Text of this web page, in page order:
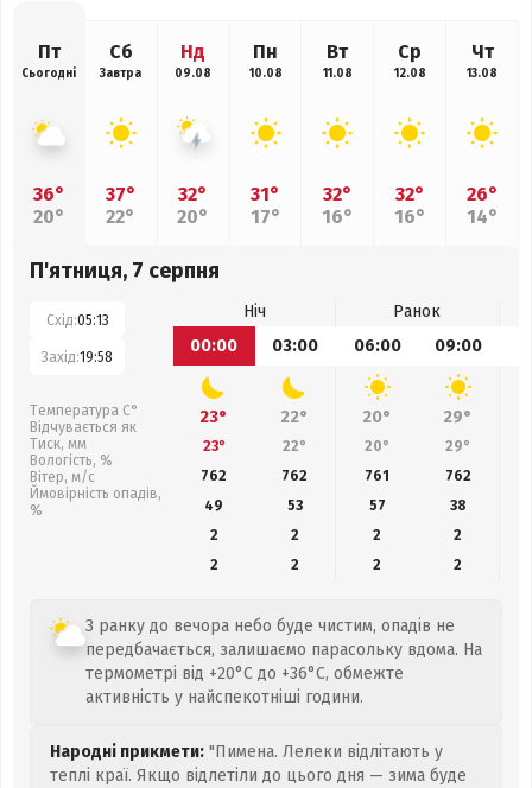
Пт
Сьогодні
36°
20°
Сб
Завтра
37°
22°
Нд
09.08
32°
20°
Пн
10.08
31°
17°
Вт
11.08
32°
16°
Ср
12.08
32°
16°
Чт
13.08
26°
14°
П'ятниця, 7 серпня
Схід:05:13
Захід:19:58
Температура С°
Відчувається як
Тиск, мм
Вологість, %
Вітер, м/с
Ймовірність опадів,
%
Ніч
Ранок
00:00
03:00 06:00 09:00
23° 22° 20° 29°
23° 22° 20° 29°
762
762 761 762
49
53 57 38
2
2 2
2
2
2 2 2
З ранку до вечора небо буде чистим, опадів не
передбачається, залишаємо парасольку вдома. На
термометрі від +20°C до +36°C, обмежте
активність у найспекотніші години.
Народні прикмети: "Пимена. Лелеки відлітають у
теплі краї. Якщо відлетіли до цього дня — зима буде